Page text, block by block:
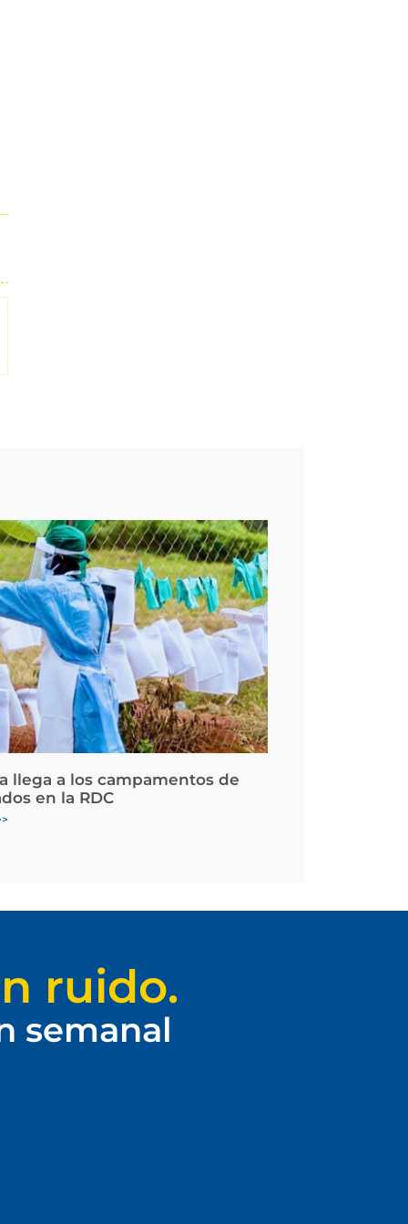
llega a los campamentos de
en la RDC
ruido.
semanal